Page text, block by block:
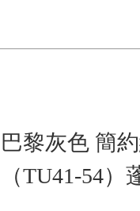
巴黎灰色 簡
（TU41-54